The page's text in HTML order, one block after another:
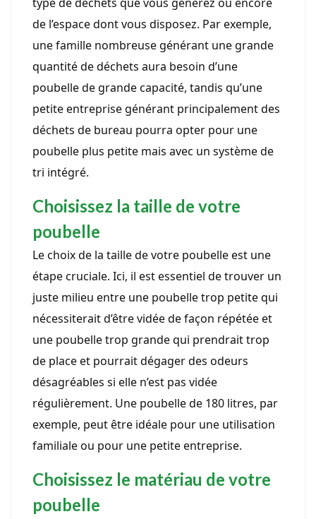
de l’espace dont vous disposez. Par exemple,
une famille nombreuse générant une grande
quantité de déchets aura besoin d’une
poubelle de grande capacité, tandis qu’une
petite entreprise générant principalement des
déchets de bureau pourra opter pour une
poubelle plus petite mais avec un système de
tri intégré.
Choisissez la taille de votre
poubelle
Le choix de la taille de votre poubelle est une
étape cruciale. Ici, il est essentiel de trouver un
juste milieu entre une poubelle trop petite qui
nécessiterait d’être vidée de façon répétée et
une poubelle trop grande qui prendrait trop
de place et pourrait dégager des odeurs
désagréables si elle n’est pas vidée
régulièrement. Une poubelle de 180 litres, par
exemple, peut être idéale pour une utilisation
familiale ou pour une petite entreprise.
Choisissez le matériau de votre
poubelle